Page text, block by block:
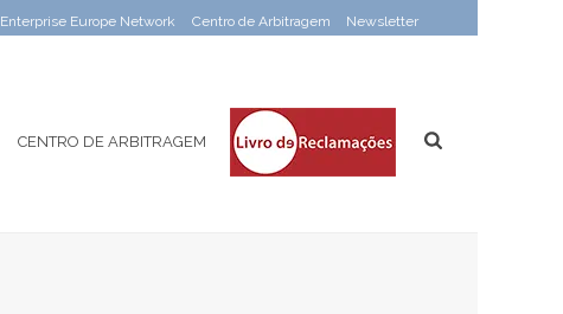
Newsletter
Enterprise Europe Network Centro de Arbitragem
CENTRO DE ARBITRAGEM